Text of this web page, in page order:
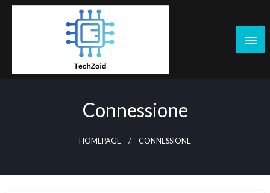
Skip
Connessione
HOMEPAGE CONNESSIONE